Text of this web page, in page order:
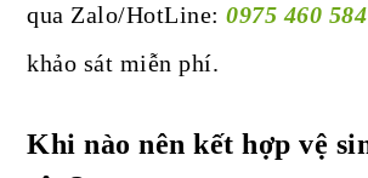
qua Zalo/HotLine:0975 460 584
khảo sát miễn phí.
Khi nào nên kết hợp vệ